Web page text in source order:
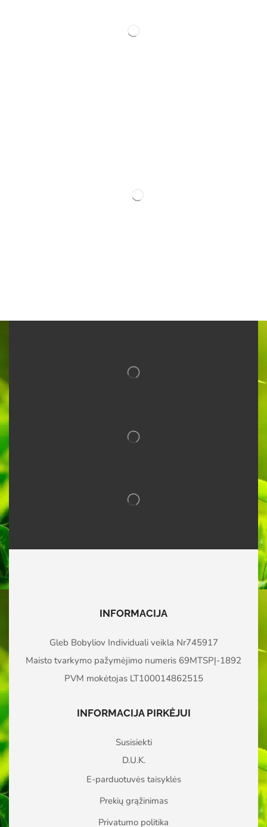
INFORMACIJA
Gleb Bobyliov Individuali veikla Nr745917
Maisto tvarkymo pažymėjimo numeris 69MTSPĮ-1892
PVM mokėtojas LT100014862515
INFORMACIJA PIRKĖJUI
Susisiekti
D.U.K.
E-parduotuvės taisyklės
Prekių grąžinimas
Privatumo politika